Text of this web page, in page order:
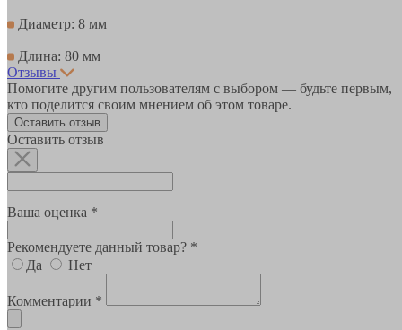
Диаметр: 8 мм
Длина: 80 мм
Отзывы
Помогите другим пользователям с выбором — будьте первым,
кто поделится своим мнением об этом товаре.
Оставить отзыв
Оставить отзыв
Ваша оценка *
Рекомендуете данный товар? *
Да
Нет
Комментарии *